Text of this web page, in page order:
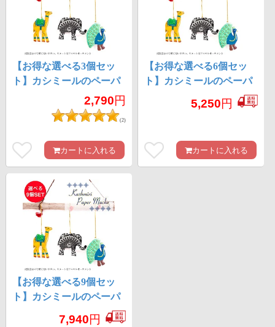
【お得な選べる3個セッ
ト】カシミールのペーパ
ーマッシュ - オーナメン
2,790円
(2)
カートに入れる
【お得な選べる6個セッ
ト】カシミールのペーパ
ーマッシュ - オーナメン
5,250円
カートに入れる
【お得な選べる9個セッ
ト】カシミールのペーパ
ーマッシュ - オーナメン
7,940円